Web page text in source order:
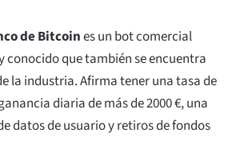
de Bitcoines un bot comercial
que también se encuentra
la industria. Afirma tener una tasa de
diaria de más de 2000 €, una
datos de usuario y retiros de fondos